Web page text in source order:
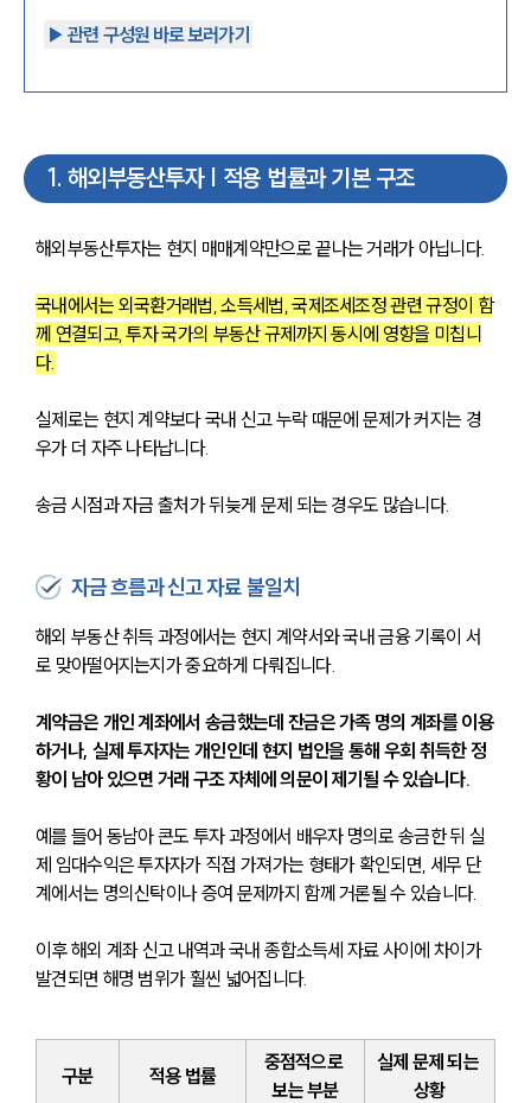
▶︎ 관련 구성원 바로 보러가기
1 . 해외부동산투자 | 적용 법률과 기본 구조
해외부동산투자는 현지 매매계약만으로 끝나는 거래가 아닙니다.
국내에서는 외국환거래법, 소득세법, 국제조세조정 관련 규정이 함
께 연결되고, 투자 국가의 부동산 규제까지 동시에 영향을 미칩니
다.
실제로는 현지 계약보다 국내 신고 누락 때문에 문제가 커지는 경
우가 더 자주 나타납니다.
송금 시점과 자금 출처가 뒤늦게 문제 되는 경우도 많습니다.
자금 흐름과 신고 자료 불일치
해외 부동산 취득 과정에서는 현지 계약서와 국내 금융 기록이 서
로 맞아떨어지는지가 중요하게 다뤄집니다.
계약금은 개인 계좌에서 송금했는데 잔금은 가족 명의 계좌를 이용
하거나, 실제 투자자는 개인인데 현지 법인을 통해 우회 취득한 정
황이 남아 있으면 거래 구조 자체에 의문이 제기될 수 있습니다.
예를 들어 동남아 콘도 투자 과정에서 배우자 명의로 송금한 뒤 실
제 임대수익은 투자자가 직접 가져가는 형태가 확인되면, 세무 단
계에서는 명의신탁이나 증여 문제까지 함께 거론될 수 있습니다.
이후 해외 계좌 신고 내역과 국내 종합소득세 자료 사이에 차이가
발견되면 해명 범위가 훨씬 넓어집니다.
구분 적용 법률
중점적으로
보는 부분
실제 문제 되는
상황